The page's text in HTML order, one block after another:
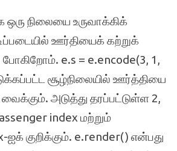
ஒரு நிலையை உருவாக்கிக்
ஊர்தியைக் கற்றுக்
e.s = e.encode(3, 1,
சூழ்நிலையில் ஊர்த்தியை
வைக்கும். அடுத்து தரப்பட்டுள்ள 2,
index மற்றும்
ஐக் குறிக்கும். e.render() என்பது